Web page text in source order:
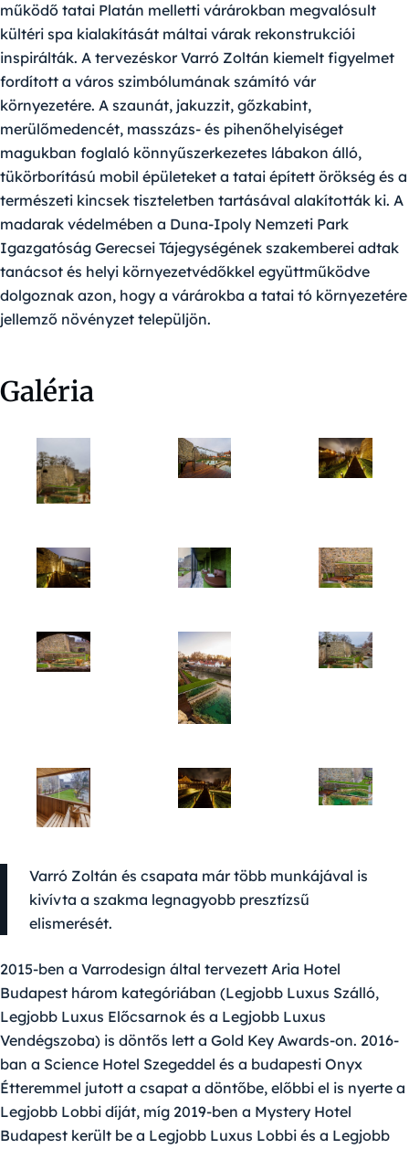
működő tatai Platán melletti várárokban megvalósult
kültéri spa kialakítását máltai várak rekonstrukciói
inspirálták. A tervezéskor Varró Zoltán kiemelt figyelmet
fordított a város szimbólumának számító vár
környezetére. A szaunát, jakuzzit, gőzkabint,
merülőmedencét, masszázs- és pihenőhelyiséget
magukban foglaló könnyűszerkezetes lábakon álló,
tükörborítású mobil épületeket a tatai épített örökség és a
természeti kincsek tiszteletben tartásával alakították ki. A
madarak védelmében a Duna-Ipoly Nemzeti Park
Igazgatóság Gerecsei Tájegységének szakemberei adtak
tanácsot és helyi környezetvédőkkel együttműködve
dolgoznak azon, hogy a várárokba a tatai tó környezetére
jellemző növényzet települjön.
Galéria
Varró Zoltán és csapata már több munkájával is
kivívta a szakma legnagyobb presztízsű
elismerését.
2015-ben a Varrodesign által tervezett Aria Hotel
Budapest három kategóriában (Legjobb Luxus Szálló,
Legjobb Luxus Előcsarnok és a Legjobb Luxus
Vendégszoba) is döntős lett a Gold Key Awards-on. 2016-
ban a Science Hotel Szegeddel és a budapesti Onyx
Étteremmel jutott a csapat a döntőbe, előbbi el is nyerte a
Legjobb Lobbi díját, míg 2019-ben a Mystery Hotel
Budapest került be a Legjobb Luxus Lobbi és a Legjobb